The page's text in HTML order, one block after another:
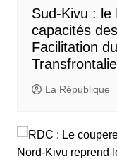
Sud-Kivu : le
capacités
Facilitation
La République